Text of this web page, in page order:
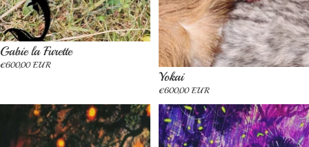
Épuisé
Gabie la Furette
€600,00 EUR
Épuisé
Yokai
€600,00 EUR